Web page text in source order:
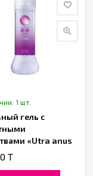
1 шт.
гель с
«Utra anus
от «BIJOND»
T